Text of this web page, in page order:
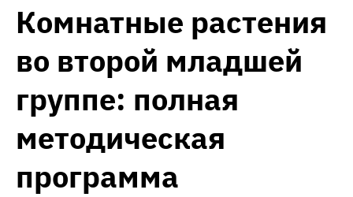
Комнатные растения
во второй младшей
группе: полная
методическая
программа